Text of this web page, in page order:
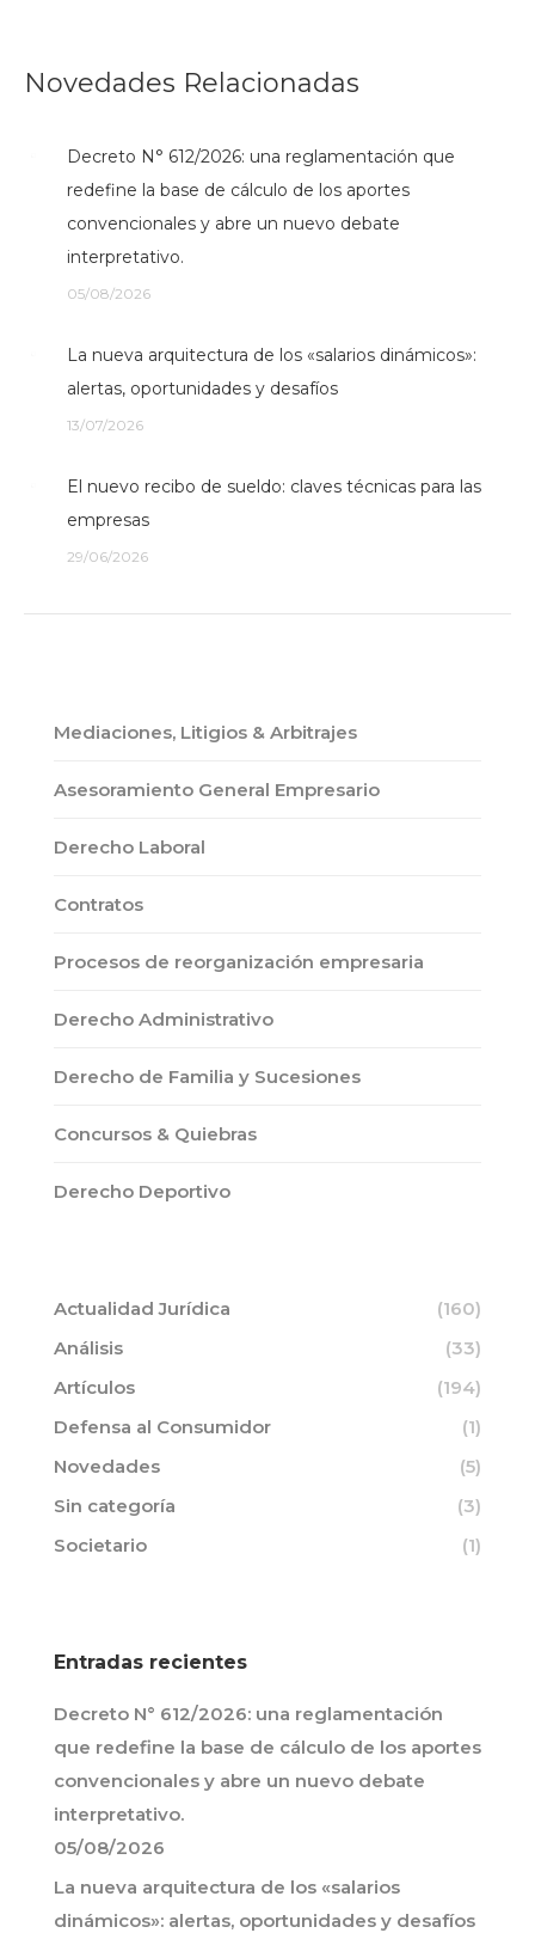
Novedades Relacionadas
Decreto N° 612/2026: una reglamentación que
redefine la base de cálculo de los aportes
convencionales y abre un nuevo debate
interpretativo.
05/08/2026
La nueva arquitectura de los «salarios dinámicos»:
alertas, oportunidades y desafíos
13/07/2026
El nuevo recibo de sueldo: claves técnicas para las
empresas
29/06/2026
Mediaciones, Litigios & Arbitrajes
Asesoramiento General Empresario
Derecho Laboral
Contratos
Procesos de reorganización empresaria
Derecho Administrativo
Derecho de Familia y Sucesiones
Concursos & Quiebras
Derecho Deportivo
Actualidad Jurídica
(160)
Análisis
(33)
Artículos
(194)
Defensa al Consumidor
(1)
Novedades
(5)
Sin categoría
(3)
Societario
(1)
Entradas recientes
Decreto N° 612/2026: una reglamentación
que redefine la base de cálculo de los aportes
convencionales y abre un nuevo debate
interpretativo.
05/08/2026
La nueva arquitectura de los «salarios
dinámicos»: alertas, oportunidades y desafíos